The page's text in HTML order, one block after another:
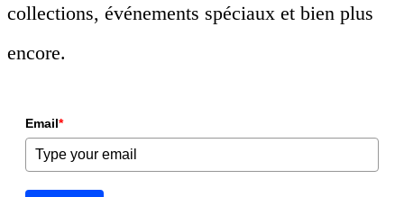
collections, événements spéciaux et bien plus
encore.
Email*